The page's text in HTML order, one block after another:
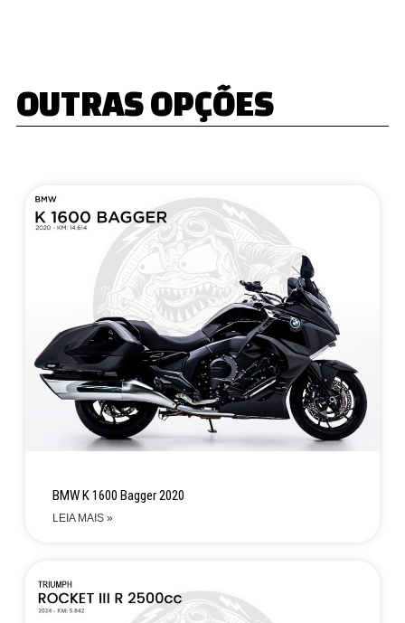
OUTRAS OPÇÕES
BMW K 1600 Bagger 2020
LEIA MAIS »